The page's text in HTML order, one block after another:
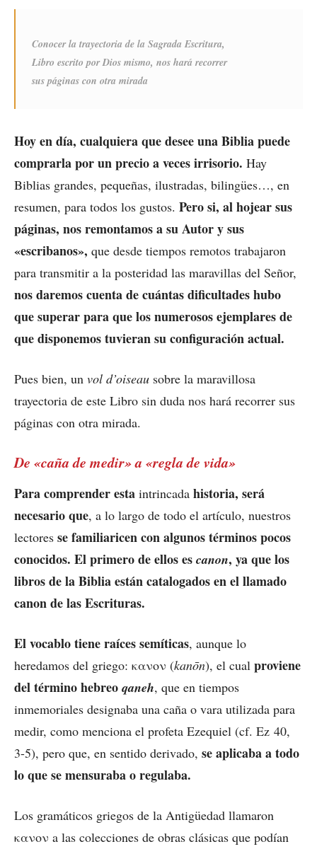
Conocer la trayectoria de la Sagrada Escritura,
Libro escrito por Dios mismo, nos hará recorrer
sus páginas con otra mirada
Hoy en día, cualquiera que desee una Biblia puede
comprarla por un precio a veces irrisorio. Hay
Biblias grandes, pequeñas, ilustradas, bilingües…, en
resumen, para todos los gustos. Pero si, al hojear sus
páginas, nos remontamos a su Autor y sus
«escribanos», que desde tiempos remotos trabajaron
para transmitir a la posteridad las maravillas del Señor,
nos daremos cuenta de cuántas dificultades hubo
que superar para que los numerosos ejemplares de
que disponemos tuvieran su configuración actual.
Pues bien, un vol d’oiseau sobre la maravillosa
trayectoria de este Libro sin duda nos hará recorrer sus
páginas con otra mirada.
De «caña de medir» a «regla de vida»
Para comprender esta intrincada historia, será
necesario que, a lo largo de todo el artículo, nuestros
lectores se familiaricen con algunos términos pocos
conocidos. El primero de ellos es canon, ya que los
libros de la Biblia están catalogados en el llamado
canon de las Escrituras.
El vocablo tiene raíces semíticas, aunque lo
heredamos del griego: κανον (kanōn), el cual proviene
del término hebreo qaneh, que en tiempos
inmemoriales designaba una caña o vara utilizada para
medir, como menciona el profeta Ezequiel (cf. Ez 40,
3-5), pero que, en sentido derivado, se aplicaba a todo
lo que se mensuraba o regulaba.
Los gramáticos griegos de la Antigüedad llamaron
κανον a las colecciones de obras clásicas que podían